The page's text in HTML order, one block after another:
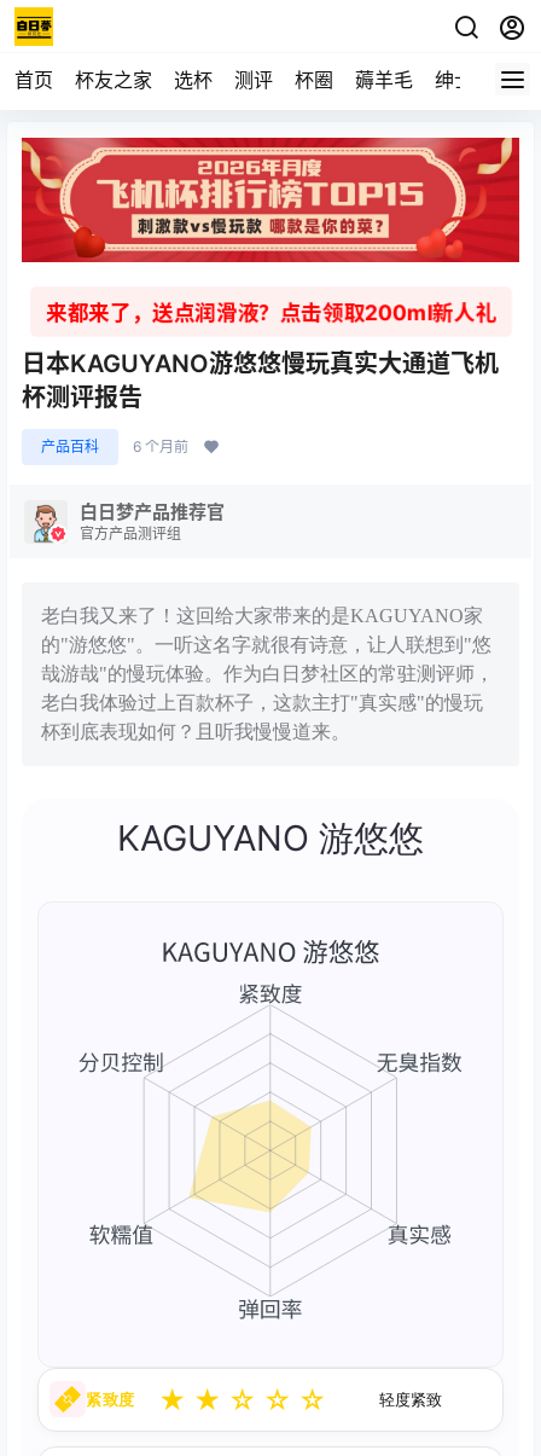
首页 杯友之家 选杯 测评 杯圈 薅羊毛 绅士 视频
来都来了，送点润滑液？点击领取200ml新人礼
日本KAGUYANO游悠悠慢玩真实大通道飞机
杯测评报告
产品百科 6 个月前
白日梦产品推荐官
官方产品测评组
老白我又来了！这回给大家带来的是KAGUYANO家
的"游悠悠"。一听这名字就很有诗意，让人联想到"悠
哉游哉"的慢玩体验。作为白日梦社区的常驻测评师，
老白我体验过上百款杯子，这款主打"真实感"的慢玩
杯到底表现如何？且听我慢慢道来。
KAGUYANO 游悠悠
紧致度 ★ ★ ☆ ☆ ☆ 轻度紧致